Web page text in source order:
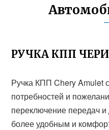
РУЧКА КПП
Ручка КПП Chery Amulet
потребностей и
переключение передач
более удобным и